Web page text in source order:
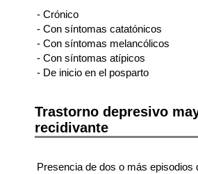
- Crónico
- Con síntomas catatónicos
- Con síntomas melancólicos
- Con síntomas atípicos
- De inicio en el posparto
Trastorno depresivo
recidivante
Presencia de dos o más episodios